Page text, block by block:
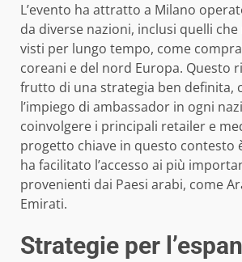
L’evento ha attratto a Milano
da diverse nazioni, inclusi quelli
visti per lungo tempo, come
coreani e del nord Europa. Questo
frutto di una strategia ben definita,
l’impiego di ambassador in ogni
coinvolgere i principali retailer e
progetto chiave in questo contesto
ha facilitato l’accesso ai più
provenienti dai Paesi arabi, come
Emirati.
Strategie per